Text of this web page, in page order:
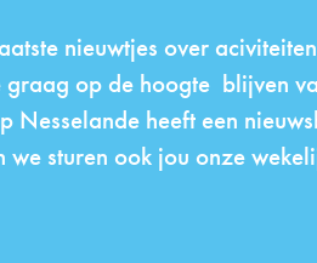
nieuwtjes over
graag op de hoogte blijven
Nesselande heeft een
sturen ook jou onze